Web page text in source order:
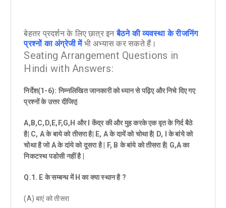
बेहतर प्रदर्शन के लिए छात्र इनबैठने की व्यवस्था के रीजनिंग
प्रश्नों का अंग्रेजी मेंभी अभ्यास कर सकते हैं।
Seating Arrangement Questions in
Hindi with Answers:
निर्देश(1-6): निम्नलिखितजानकारी को ध्यान से पढ़िए और निचे दिए गए
प्रश्नों के उत्तर दीजिए|
A,B,C,D,E,F,G,H और
केंद्र की और मुह करके एक वृत के गिर्द बैठे
है| C, Aके बाये को तीसरा है| E, Aके दायें को चोथा है| D,
के बांये को
चोथा है जोAके दांये को दूसरा है F, B के बांये को तीसरा है| G,Aका
निकटस्थ पडोसी नहीं है
Q.1 . E के सम्बन्ध में H का क्या स्थान है ?
(A) बाएं को तीसरा